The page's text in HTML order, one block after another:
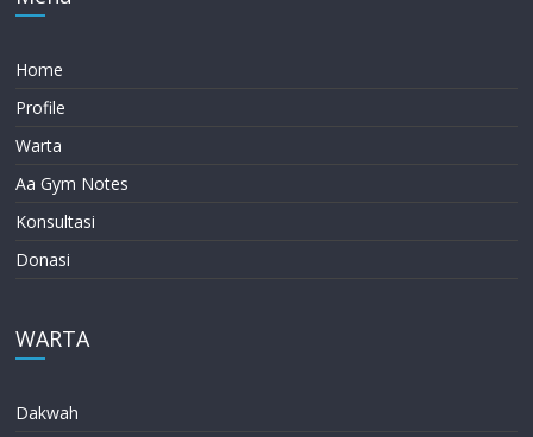
Home
Profile
Warta
Aa Gym Notes
Konsultasi
Donasi
WARTA
Dakwah